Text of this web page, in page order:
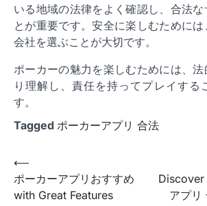
いる地域の法律をよく確認し、合法な
とが重要です。安全に楽しむために
会社を選ぶことが大切です。
ポーカーの魅力を楽しむためには、
り理解し、責任を持ってプレイする
す。
Tagged ポーカーアプリ 合法
Post
navigation
⟵
ポーカーアプリおすすめ
with Great Features
Discover
アプリ